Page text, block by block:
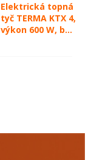
Elektrická topná
tyč TERMA KTX 4,
výkon 600 W, b...